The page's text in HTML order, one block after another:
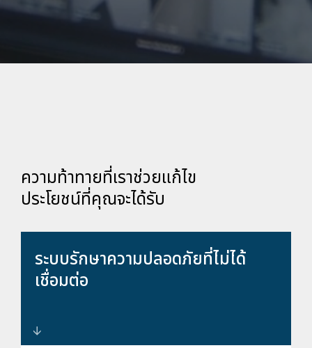
ความท้าทายที่เราช่วยแก้ไข
ประโยชน์ที่คุณจะได้รับ
ระบบรักษาความปลอดภัยที่ไม่ได้
เชื่อมต่อ